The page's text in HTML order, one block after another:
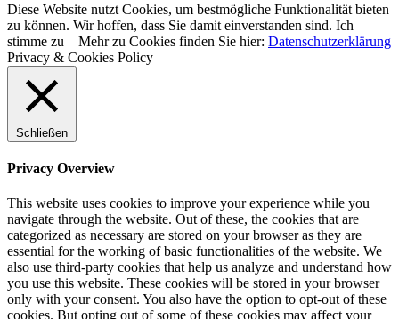
Diese Website nutzt Cookies, um bestmögliche Funktionalität bieten
zu können. Wir hoffen, dass Sie damit einverstanden sind. Ich
stimme zu Mehr zu Cookies finden Sie hier: Datenschutzerklärung
Privacy & Cookies Policy
Schließen
Privacy Overview
This website uses cookies to improve your experience while you
navigate through the website. Out of these, the cookies that are
categorized as necessary are stored on your browser as they are
essential for the working of basic functionalities of the website. We
also use third-party cookies that help us analyze and understand how
you use this website. These cookies will be stored in your browser
only with your consent. You also have the option to opt-out of these
cookies. But opting out of some of these cookies may affect your